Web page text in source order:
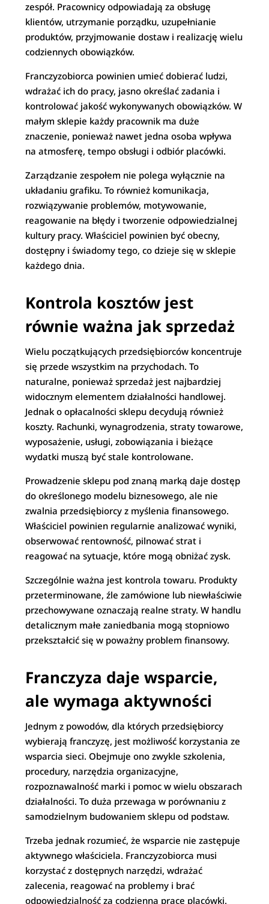
zespół. Pracownicy odpowiadają za obsługę
klientów, utrzymanie porządku, uzupełnianie
produktów, przyjmowanie dostaw i realizację wielu
codziennych obowiązków.
Franczyzobiorca powinien umieć dobierać ludzi,
wdrażać ich do pracy, jasno określać zadania i
kontrolować jakość wykonywanych obowiązków. W
małym sklepie każdy pracownik ma duże
znaczenie, ponieważ nawet jedna osoba wpływa
na atmosferę, tempo obsługi i odbiór placówki.
Zarządzanie zespołem nie polega wyłącznie na
układaniu grafiku. To również komunikacja,
rozwiązywanie problemów, motywowanie,
reagowanie na błędy i tworzenie odpowiedzialnej
kultury pracy. Właściciel powinien być obecny,
dostępny i świadomy tego, co dzieje się w sklepie
każdego dnia.
Kontrola kosztów jest
równie ważna jak sprzedaż
Wielu początkujących przedsiębiorców koncentruje
się przede wszystkim na przychodach. To
naturalne, ponieważ sprzedaż jest najbardziej
widocznym elementem działalności handlowej.
Jednak o opłacalności sklepu decydują również
koszty. Rachunki, wynagrodzenia, straty towarowe,
wyposażenie, usługi, zobowiązania i bieżące
wydatki muszą być stale kontrolowane.
Prowadzenie sklepu pod znaną marką daje dostęp
do określonego modelu biznesowego, ale nie
zwalnia przedsiębiorcy z myślenia finansowego.
Właściciel powinien regularnie analizować wyniki,
obserwować rentowność, pilnować strat i
reagować na sytuacje, które mogą obniżać zysk.
Szczególnie ważna jest kontrola towaru. Produkty
przeterminowane, źle zamówione lub niewłaściwie
przechowywane oznaczają realne straty. W handlu
detalicznym małe zaniedbania mogą stopniowo
przekształcić się w poważny problem finansowy.
Franczyza daje wsparcie,
ale wymaga aktywności
Jednym z powodów, dla których przedsiębiorcy
wybierają franczyzę, jest możliwość korzystania ze
wsparcia sieci. Obejmuje ono zwykle szkolenia,
procedury, narzędzia organizacyjne,
rozpoznawalność marki i pomoc w wielu obszarach
działalności. To duża przewaga w porównaniu z
samodzielnym budowaniem sklepu od podstaw.
Trzeba jednak rozumieć, że wsparcie nie zastępuje
aktywnego właściciela. Franczyzobiorca musi
korzystać z dostępnych narzędzi, wdrażać
zalecenia, reagować na problemy i brać
odpowiedzialność za codzienną pracę placówki.